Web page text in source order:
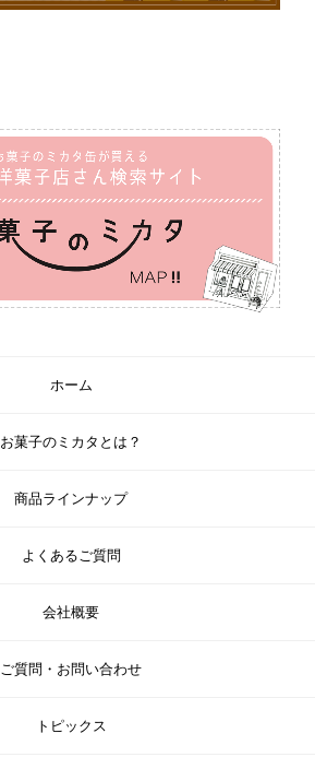
ホーム
お菓子のミカタとは？
商品ラインナップ
よくあるご質問
会社概要
ご質問・お問い合わせ
トピックス